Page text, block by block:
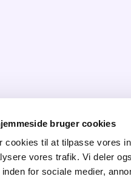
bruger cookies
cookies til at tilpasse vores
vores trafik. Vi deler
inden for sociale medier,